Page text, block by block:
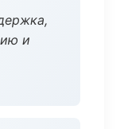
и